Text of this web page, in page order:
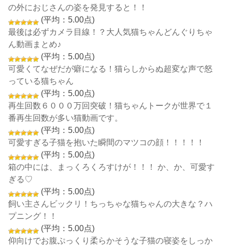
の外におじさんの姿を発見すると！！
(平均：5.00点)
最後は必ずカメラ目線！？大人気猫ちゃんどんぐりちゃ
ん動画まとめ♪
(平均：5.00点)
可愛くてなぜだが癖になる！猫らしからぬ超変な声で怒
っている猫ちゃん
(平均：5.00点)
再生回数６０００万回突破！猫ちゃんトークが世界で１
番再生回数が多い猫動画です。
(平均：5.00点)
可愛すぎる子猫を抱いた瞬間のマツコの顔！！！！！
(平均：5.00点)
箱の中には、まっくろくろすけが！！！ か、か、可愛す
ぎる♡
(平均：5.00点)
飼い主さんビックリ！ちっちゃな猫ちゃんの大きな？ハ
プニング！！
(平均：5.00点)
仰向けでお腹ぷっくり柔らかそうな子猫の寝姿をしっか